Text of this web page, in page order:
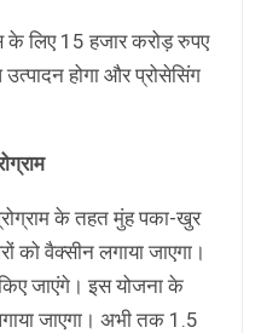
के लिए 15 हजार करोड़ रुपए
होगा और प्रोसेसिंग
के तहत मुंह पका-खुर
को वैक्सीन लगाया जाएगा।
जाएंगे। इस योजना के
जाएगा। अभी तक 1.5